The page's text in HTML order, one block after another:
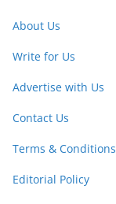
About Us
Write for Us
Advertise with Us
Contact Us
Terms & Conditions
Editorial Policy